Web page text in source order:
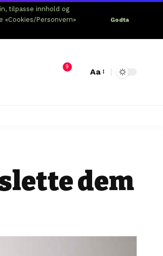
tilpasse innhold og
«Cookies/Personvern»
Godta
9
Aa
dem